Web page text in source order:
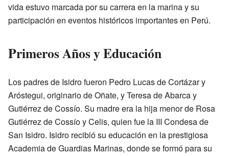
vida estuvo marcada por su carrera en la marina y su
participación en eventos históricos importantes en Perú.
Primeros Años y Educación
Los padres de Isidro fueron Pedro Lucas de Cortázar y
Aróstegui, originario de Oñate, y Teresa de Abarca y
Gutiérrez de Cossío. Su madre era la hija menor de Rosa
Gutiérrez de Cossío y Celis, quien fue la III Condesa de
San Isidro. Isidro recibió su educación en la prestigiosa
Academia de Guardias Marinas, donde se formó para su